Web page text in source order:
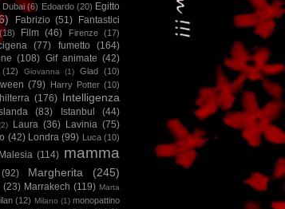
Dubai (6) Edoardo (20) Egitto
Fabrizio (51)
Fantastici
Film (46) Firenze (17)
(77) fumetto (164)
(108) Gif animate (42)
(12) Giovanna (1) Glad (10)
(79) Harry Potter (10)
(176) Intelligenza
(83) Istanbul (44)
Laura (36) Lavinia (75)
(42) Londra (99) Luca (10)
Malesia (114) mamma
(92) Margherita (245)
(23) Marrakech (119) Marta
(12) Milano (1) monopattino